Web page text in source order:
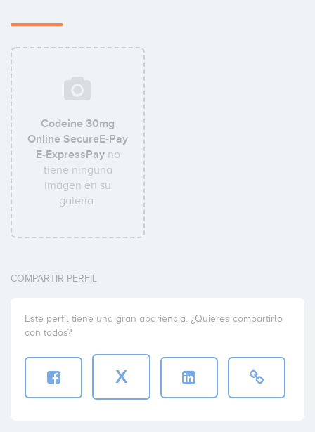
Codeine 30mg
Online SecureE-Pay
E-ExpressPayno
tiene ninguna
imágen en su
galería.
COMPARTIR PERFIL
Este perfil tiene una gran apariencia. ¿Quieres compartirlo
con todos?
X